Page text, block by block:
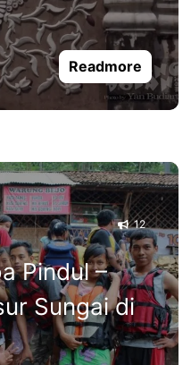
Readmore
12
Pindul –
Sungai di